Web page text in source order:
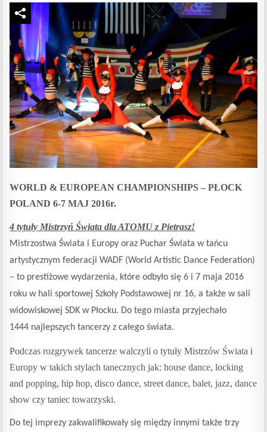
WORLD & EUROPEAN CHAMPIONSHIPS – PŁOCK
POLAND 6-7 MAJ 2016r.
4 tytuły Mistrzyń Świata dla ATOMU z Pietrasz!
Mistrzostwa Świata i Europy oraz Puchar Świata w tańcu
artystycznym federacji WADF (World Artistic Dance Federation)
– to prestiżowe wydarzenia, które odbyło się 6 i 7 maja 2016
roku w hali sportowej Szkoły Podstawowej nr 16, a także w sali
widowiskowej SDK w Płocku. Do tego miasta przyjechało
1444 najlepszych tancerzy z całego świata.
Podczas rozgrywek tancerze walczyli o tytuły Mistrzów Świata i
Europy w takich stylach tanecznych jak: house dance, locking
and popping, hip hop, disco dance, street dance, balet, jazz, dance
show czy taniec towarzyski.
Do tej imprezy zakwalifikowały się między innymi także trzy